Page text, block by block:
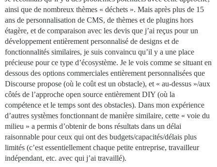
ainsi que de nombreux thèmes « déchets ». Mais après plus de 15
ans de personnalisation de CMS, de thèmes et de plugins hors
étagère, et de comparaison avec les devis que j’ai reçus pour un
développement entièrement personnalisé de designs et de
fonctionnalités similaires, je suis convaincu qu’il y a une place
précieuse pour ce type d’écosystème. Je le vois comme se situant en
dessous des options commerciales entièrement personnalisées que
Discourse propose (où le coût est un obstacle), et « au-dessus »/aux
côtés de l’approche open source entièrement DIY (où la
compétence et le temps sont des obstacles). Dans mon expérience
d’autres systèmes fonctionnant de manière similaire, cette « voie du
milieu » a permis d’obtenir de bons résultats dans un délai
raisonnable pour ceux qui ont des budgets/capacités/délais plus
limités (c’est essentiellement chaque petite entreprise, travailleur
indépendant, etc. avec qui j’ai travaillé).